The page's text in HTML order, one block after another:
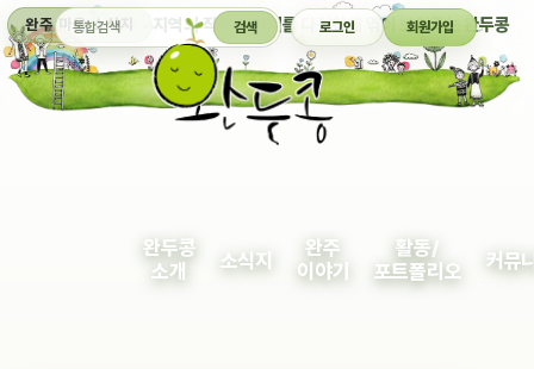
완주 마을 소식지 지역의 작은 이야기를 다정하게 엮어 보여주는 완두콩
통합검색 검색 로그인 회원가입
완두콩
소개
소식지
완주
이야기
활동/
포트폴리오
커뮤